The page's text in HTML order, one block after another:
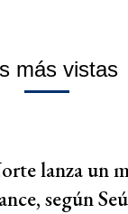
más vistas
lanza un
según